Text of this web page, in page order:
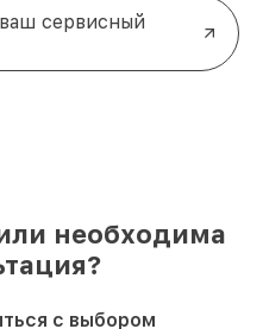
сервисный
необходима
с выбором